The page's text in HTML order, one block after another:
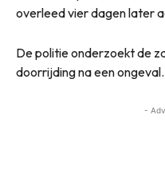
overleed vier dagen later
De politie onderzoekt de
doorrijding na een ongeval.
-